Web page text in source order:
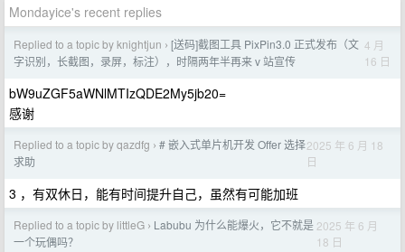
Mondayice's recent replies
Replied to a topic by knightjun › [送码]截图工具 PixPin3.0 正式发布（文
字识别，长截图，录屏，标注），时隔两年半再来 v 站宣传
4 月
16 日
bW9uZGF5aWNlMTIzQDE2My5jb20=
感谢
Replied to a topic by qazdfg › # 嵌入式单片机开发 Offer 选择
求助
2025 年 6 月 18
日
3 ，有双休日，能有时间提升自己，虽然有可能加班
Replied to a topic by littleG › Labubu 为什么能爆火，它不就是
一个玩偶吗？
2025 年 6 月
18 日